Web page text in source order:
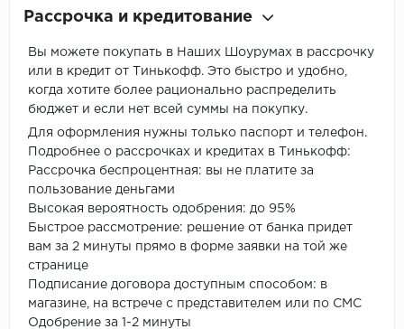
Рассрочка и кредитование
Вы можете покупать в Наших Шоурумах в рассрочку
или в кредит от Тинькофф. Это быстро и удобно,
когда хотите более рационально распределить
бюджет и если нет всей суммы на покупку.
Для оформления нужны только паспорт и телефон.
Подробнее о рассрочках и кредитах в Тинькофф:
Рассрочка беспроцентная: вы не платите за
пользование деньгами
Высокая вероятность одобрения: до 95%
Быстрое рассмотрение: решение от банка придет
вам за 2 минуты прямо в форме заявки на той же
странице
Подписание договора доступным способом: в
магазине, на встрече с представителем или по СМС
Одобрение за 1-2 минуты